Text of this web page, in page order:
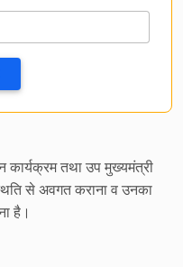
कार्यक्रम तथा उप मुख्यमंत्री
से अवगत कराना व उनका
है।